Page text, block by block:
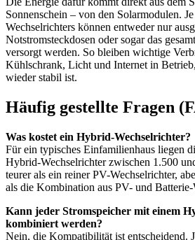
Sonnenschein – von den Solarmodulen.
Wechselrichters können entweder nur
Notstromsteckdosen oder sogar das
versorgt werden. So bleiben wichtige
Kühlschrank, Licht und Internet in
wieder stabil ist.
Häufig gestellte Fragen
Was kostet ein Hybrid-Wechselrichter?
Für ein typisches Einfamilienhaus liegen
Hybrid-Wechselrichter zwischen 1.500
teurer als ein reiner PV-Wechselrichter,
als die Kombination aus PV- und Batterie-
Kann jeder Stromspeicher mit einem
kombiniert werden?
Nein, die Kompatibilität ist entscheidend.